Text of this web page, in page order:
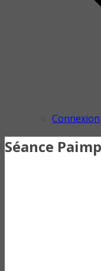
Connexion
Séance